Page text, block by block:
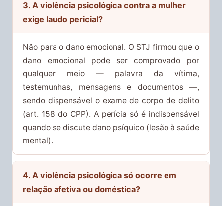
3. A violência psicológica contra a mulher
exige laudo pericial?
Não para o dano emocional. O STJ firmou que o
dano emocional pode ser comprovado por
qualquer meio — palavra da vítima,
testemunhas, mensagens e documentos —,
sendo dispensável o exame de corpo de delito
(art. 158 do CPP). A perícia só é indispensável
quando se discute dano psíquico (lesão à saúde
mental).
4. A violência psicológica só ocorre em
relação afetiva ou doméstica?